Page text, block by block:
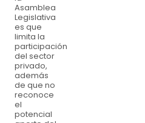
Asamblea
Legislativa
es que
limita la
participación
del sector
privado,
además
de que no
reconoce
el
potencial